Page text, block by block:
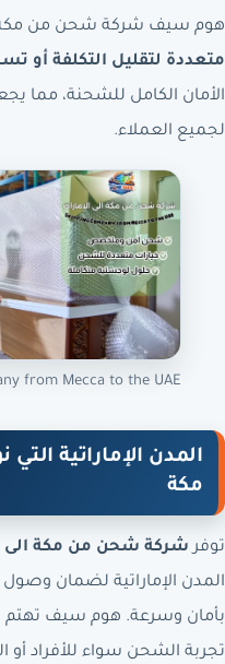
هوم سيف شركة شحن من مكة
متعددة لتقليل التكلفة أو
الأمان الكامل للشحنة، مما
لجميع العملاء.
from Mecca to the UAE
المدن الإماراتية
مكة
توفر شركة شحن من مكة الى
المدن الإماراتية لضمان
بأمان وسرعة. هوم سيف تهتم
تجربة الشحن سواء للأفراد